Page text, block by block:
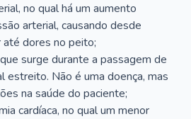
no qual há um aumento
arterial, causando desde
dores no peito;
surge durante a passagem de
estreito. Não é uma doença, mas
na saúde do paciente;
cardíaca, no qual um menor